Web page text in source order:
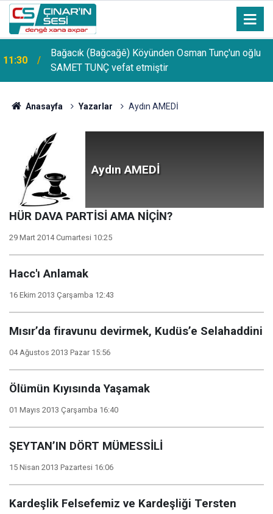
11:24
PDR Uzmanı Muhammed Beşir Özçelik: Hiçbir
şekilde puana bakılmamalı, başarı sırasına göre
tercih yapılmalı
Anasayfa Yazarlar Aydın AMEDİ
Aydın AMEDİ
HÜR DAVA PARTİSİ AMA NİÇİN?
29 Mart 2014 Cumartesi 10:25
Hacc'ı Anlamak
16 Ekim 2013 Çarşamba 12:43
Mısır’da firavunu devirmek, Kudüs’e Selahaddini
04 Ağustos 2013 Pazar 15:56
Ölümün Kıyısında Yaşamak
01 Mayıs 2013 Çarşamba 16:40
ŞEYTAN’IN DÖRT MÜMESSİLİ
15 Nisan 2013 Pazartesi 16:06
Kardeşlik Felsefemiz ve Kardeşliği Tersten